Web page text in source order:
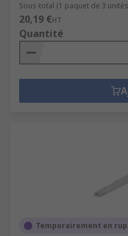
Sous-total (1 paquet de 3
20,19 €HT
Quantité
Temporairement en